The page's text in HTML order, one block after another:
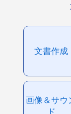
文書作成
画像＆サウ
ド